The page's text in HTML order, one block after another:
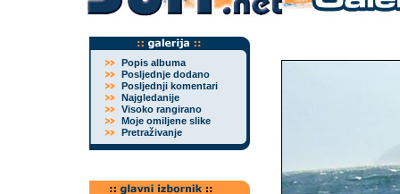
Popis albuma
Posljednje dodano
Posljednji komentari
Najgledanije
Visoko rangirano
Moje omiljene slike
Pretraživanje